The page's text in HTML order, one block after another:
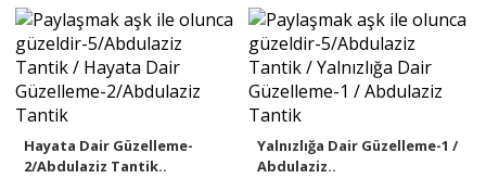
Hayata Dair Güzelleme-
2/Abdulaziz Tantik..
Yalnızlığa Dair Güzelleme-1 /
Abdulaziz..